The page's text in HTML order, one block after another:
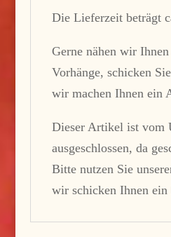
Die Lieferzeit beträgt
Gerne nähen wir
Vorhänge, schicken
wir machen Ihnen ein
Dieser Artikel ist vom
ausgeschlossen, da
Bitte nutzen Sie
wir schicken Ihnen ein